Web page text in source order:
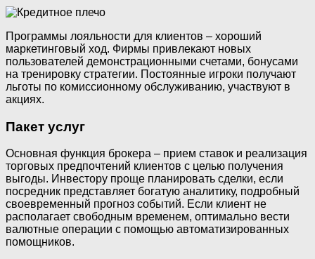
Программы лояльности для клиентов – хороший
маркетинговый ход. Фирмы привлекают новых
пользователей демонстрационными счетами, бонусами
на тренировку стратегии. Постоянные игроки получают
льготы по комиссионному обслуживанию, участвуют в
акциях.
Пакет услуг
Основная функция брокера – прием ставок и реализация
торговых предпочтений клиентов с целью получения
выгоды. Инвестору проще планировать сделки, если
посредник представляет богатую аналитику, подробный
своевременный прогноз событий. Если клиент не
располагает свободным временем, оптимально вести
валютные операции с помощью автоматизированных
помощников.